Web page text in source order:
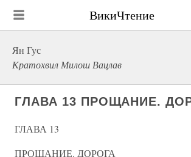
ВикиЧтение
Ян Гус
Кратохвил Милош Вацлав
ГЛАВА 13 ПРОЩАНИЕ.
ГЛАВА 13
ПРОЩАНИЕ. ДОРОГА